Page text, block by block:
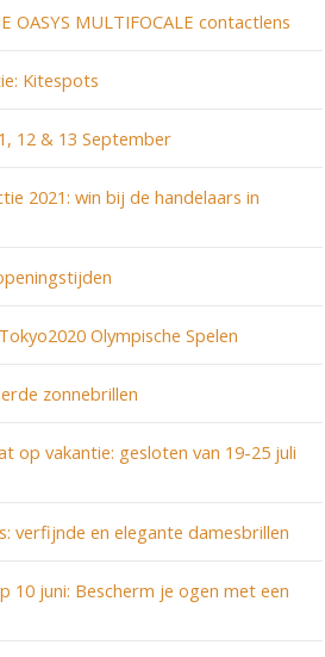
OASYS MULTIFOCALE contactlens
Kitespots
12 & 13 September
2021: win bij de handelaars in
Olympische Spelen
zonnebrillen
op vakantie: gesloten van 19-25 juli
verfijnde en elegante damesbrillen
10 juni: Bescherm je ogen met een